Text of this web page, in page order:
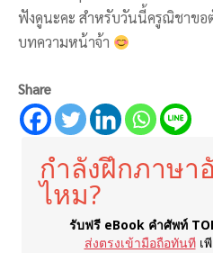
ฟังดูนะคะ สำหรับวันนี้ครูณิชาข
บทความหน้าจ้า
Share
กำลังฝึกภาษา
ไหม?
รับฟรี eBook คำศัพท์
ส่งตรงเข้ามือถือทันที เ